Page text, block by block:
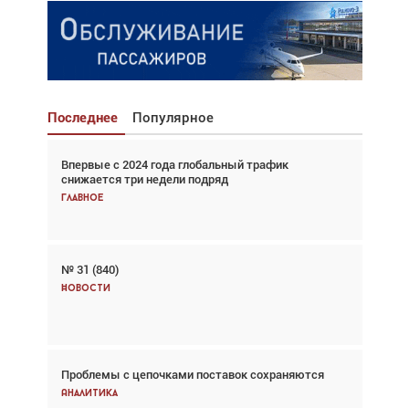
Последнее Популярное
Впервые с 2024 года глобальный трафик
снижается три недели подряд
Главное
№ 31 (840)
Новости
Проблемы с цепочками поставок сохраняются
Аналитика
Взгляд с высоты: тандем вертолётов и БПЛА в
спасательных операциях
Главное
Авиационный фотограф Дэйв Кох: «Фотография
говорит сама за себя... а ИИ всё портит»
Впервые с 2024 года глобальный трафик
снижается три недели подряд